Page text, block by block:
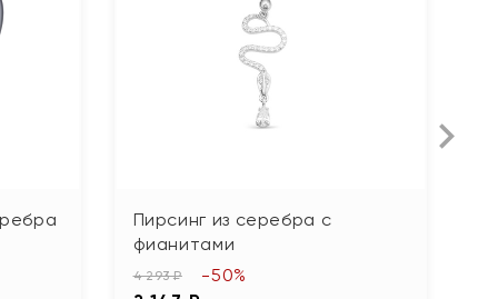
Пирсинг из серебра с
фианитами
4 293 ₽ -50%